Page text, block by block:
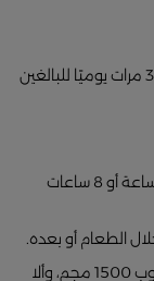
يوصف قرص واحد من ponstan tablet مرتين إلى 3 مرات يوميًا للبالغين
يؤخذ قرص واحد من ponstan 500mg كل 12 ساعة أو 8 ساعات
الطعام أو بعده.
يجب ألا تتجاوز الجرعة اليومية لبونستان فورت حبوب 1500 مجم، وألا